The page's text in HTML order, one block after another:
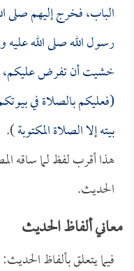
الباب، فخرج إليهم صلى
رسول الله صلى الله
خشيت أن تفرض عليكم،
(فعليكم بالصلاة في
بيته إلا الصلاة المكتوبة).
هذا أقرب لفظ لما ساقه
الحديث.
معاني ألفاظ الحديث
فيما يتعلق بألفاظ الحديث: